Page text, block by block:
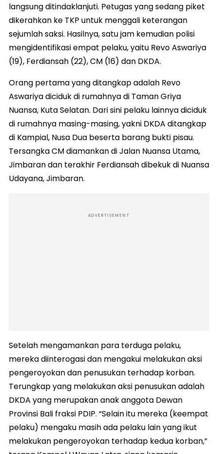
langsung ditindaklanjuti. Petugas yang sedang piket
dikerahkan ke TKP untuk menggali keterangan
sejumlah saksi. Hasilnya, satu jam kemudian polisi
mengidentifikasi empat pelaku, yaitu Revo Aswariya
(19), Ferdiansah (22), CM (16) dan DKDA.
Orang pertama yang ditangkap adalah Revo
Aswariya diciduk di rumahnya di Taman Griya
Nuansa, Kuta Selatan. Dari sini pelaku lainnya diciduk
di rumahnya masing-masing, yakni DKDA ditangkap
di Kampial, Nusa Dua beserta barang bukti pisau.
Tersangka CM diamankan di Jalan Nuansa Utama,
Jimbaran dan terakhir Ferdiansah dibekuk di Nuansa
Udayana, Jimbaran.
ADVERTISEMENT
Setelah mengamankan para terduga pelaku,
mereka diinterogasi dan mengakui melakukan aksi
pengeroyokan dan penusukan terhadap korban.
Terungkap yang melakukan aksi penusukan adalah
DKDA yang merupakan anak anggota Dewan
Provinsi Bali fraksi PDIP. “Selain itu mereka (keempat
pelaku) mengaku masih ada pelaku lain yang ikut
melakukan pengeroyokan terhadap kedua korban,”